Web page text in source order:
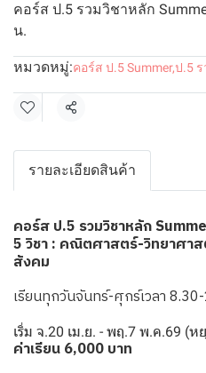
คอร์ส ป.5 รวมวิชาหลัก
น.
หมวดหมู่:คอร์ส ป.5 Summer,ป.5
แชร์
รายละเอียดสินค้า
คอร์ส ป.5 รวมวิชาหลัก
5 วิชา : คณิตศาสตร์-วิทยาศา
สังคม
เรียนทุกวันจันทร์-ศุกร์เวลา
เริ่ม จ.20 เม.ย. - พฤ.7 พ.ค.69 (
ค่าเรียน 6,000 บาท